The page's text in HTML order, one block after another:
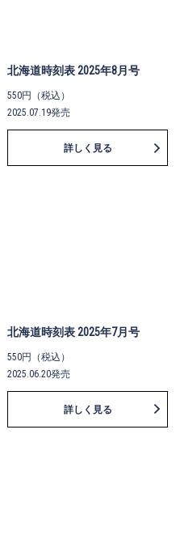
北海道時刻表 2025年8月号
550円（税込）
2025.07.19発売
詳しく見る
北海道時刻表 2025年7月号
550円（税込）
2025.06.20発売
詳しく見る